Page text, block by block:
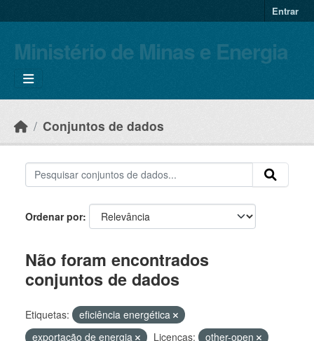
Entrar
Ministério de Minas e Energia
Conjuntos de dados
Ordenar por
Não foram encontrados
conjuntos de dados
Etiquetas:
eficiência energética
exportação de energia
Licenças:
other-open